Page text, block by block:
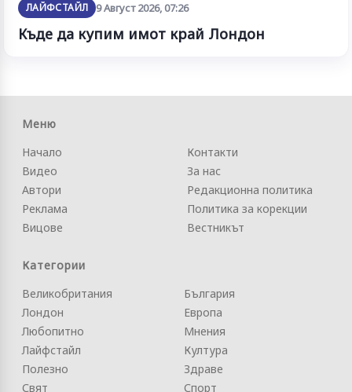
ЛАЙФСТАЙЛ 9 Август 2026, 07:26
Къде да купим имот край Лондон
Меню
Начало
Видео
Автори
Реклама
Вицове
Контакти
За нас
Редакционна политика
Политика за корекции
Вестникът
Категории
Великобритания
Лондон
Любопитно
Лайфстайл
Полезно
Свят
България
Европа
Мнения
Култура
Здраве
Спорт